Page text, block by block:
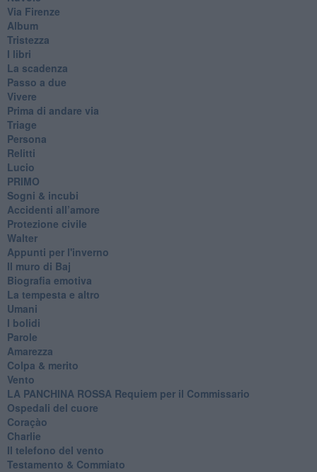
Via Firenze
Album
Tristezza
I libri
La scadenza
Passo a due
Vivere
Prima di andare via
Triage
Persona
Relitti
Lucio
PRIMO
Sogni & incubi
Accidenti all’amore
Protezione civile
Walter
Appunti per l'inverno
Il muro di Baj
Biografia emotiva
La tempesta e altro
Umani
I bolidi
Parole
Amarezza
Colpa & merito
Vento
​LA PANCHINA ROSSA Requiem per il Commissario
Ospedali del cuore
Coraçào
Charlie
Il telefono del vento
Testamento & Commiato